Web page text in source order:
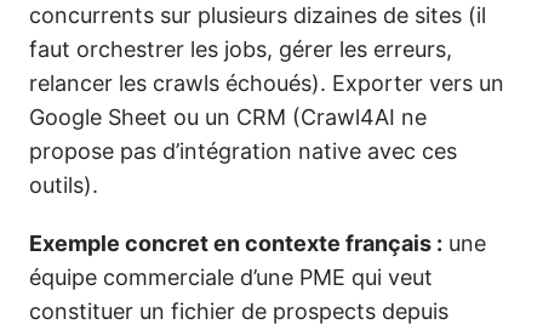
concurrents sur plusieurs dizaines de sites (il
faut orchestrer les jobs, gérer les erreurs,
relancer les crawls échoués). Exporter vers un
Google Sheet ou un CRM (Crawl4AI ne
propose pas d’intégration native avec ces
outils).
Exemple concret en contexte français : une
équipe commerciale d’une PME qui veut
constituer un fichier de prospects depuis